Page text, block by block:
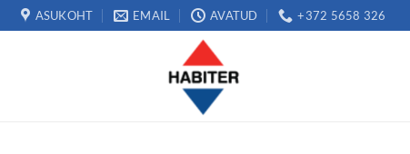
ASUKOHT EMAIL AVATUD +372 5658 326